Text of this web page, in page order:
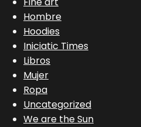
Hombre
Hoodies
Iniciatic Times
Libros
Mujer
Ropa
Uncategorized
We are the Sun